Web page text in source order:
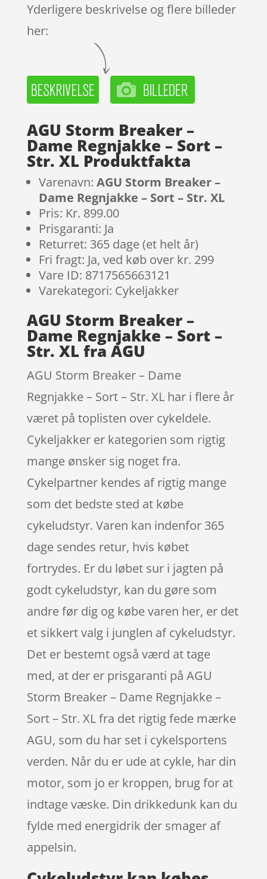
Yderligere beskrivelse og flere billeder
her:
AGU Storm Breaker –
Dame Regnjakke – Sort –
Str. XL Produktfakta
Varenavn: AGU Storm Breaker –
Dame Regnjakke – Sort – Str. XL
Pris: Kr. 899.00
Prisgaranti: Ja
Returret: 365 dage (et helt år)
Fri fragt: Ja, ved køb over kr. 299
Vare ID: 8717565663121
Varekategori: Cykeljakker
AGU Storm Breaker –
Dame Regnjakke – Sort –
Str. XL fra AGU
AGU Storm Breaker – Dame
Regnjakke – Sort – Str. XL har i flere år
været på toplisten over cykeldele.
Cykeljakker er kategorien som rigtig
mange ønsker sig noget fra.
Cykelpartner kendes af rigtig mange
som det bedste sted at købe
cykeludstyr. Varen kan indenfor 365
dage sendes retur, hvis købet
fortrydes. Er du løbet sur i jagten på
godt cykeludstyr, kan du gøre som
andre før dig og købe varen her, er det
et sikkert valg i junglen af cykeludstyr.
Det er bestemt også værd at tage
med, at der er prisgaranti på AGU
Storm Breaker – Dame Regnjakke –
Sort – Str. XL fra det rigtig fede mærke
AGU, som du har set i cykelsportens
verden. Når du er ude at cykle, har din
motor, som jo er kroppen, brug for at
indtage væske. Din drikkedunk kan du
fylde med energidrik der smager af
appelsin.